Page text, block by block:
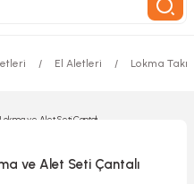
El Aletleri Lokma
ve Alet Seti Çantalı